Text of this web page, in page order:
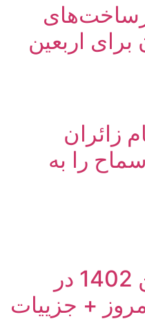
برای اربعین
زائران
را به
آغاز ثبت‌نام اربعین 1402 در
+ جزییات